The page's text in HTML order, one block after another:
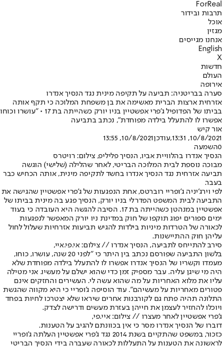
ForReal
תרבות ובידור
אוכל
מגזין
אנחנו מגייסים
English
X
חדשות
העולם
אירופה
סערה בבריטניה: תביעה על תקיפה מינית נגד הנסיך אנדרו
אזרחית ארצות הברית מאשימה את בן משפחת המלוכה כי תקף אותה
בביתו של הפדופיל ג'פרי אפשטיין בניו יורק כשהייתה בת 17 • "עושרו וכוחו
אפשרו לו להתעלל בילדה מפוחדת", נכתב בתביעה
אור קיש
10/8/2021, 13:31
,עודכן10/8/2021, 13:55
0השמעה
הנסיך אנדרו בהלוויית אביו, הנסיך פליליפ, צילום: רויטרס
מבוכה נוספת לבית המלוכה הבריטי, לאחר שהלילה (שלישי) הוגשה
תביעה אזרחית נגד הנסיך אנדרו בחשד לתקיפה מינית, אותה הכחיש כבר
בעבר.
לפי וירג'יניה ג'ופריי רוברטס, אחת הנפגעות של ג'פרי אפשטיין שהגישה את
התביעה לבית המשפט הפדרלי בניו יורק, הנסיך פגע בה מינית בביתו של
אפשטיין במנהטן כשהייתה בת 17. הסיבה להגשה היא העובדה כי בעוד
ימים ספורים יפוג תוקפו של חוק במדינת ניו יורק המאפשר לנפגעות
לכאורה של הטרדות מיניות בילדות להגיש תביעות אזרחיות שעלול לחול
עליהן חוק ההתיישנות.
סירב להתייחס לתביעה, הנסיך אנדרו // צילום: אי.פי.איי,
בלשון התביעה שפורסם נכתב בין היתר כי "לפני 20 שנה, עושרו, כוחו,
מעמדו וקשריו של הנסיך אנדרו אפשרו לו להתעלל בילדה מפוחדת שלא
היה מי שיגן עליה. עבר מספיק זמן כדי שהוא ישלם על מעשיו. אני מטילה
עליו את מלוא האחריות על מה שהוא עשה לי. העשירים והחזקים אינם
פטורים מאחריות על מעשיהם". עוד הוסיפה ג'ופריי כי היא מקווה שהגשת
התלונה תהיה פתח גם לקורבנות אחרים שיראו שלא יצטרכו לחיות בפחד
ויוכלו להחזיר לעצמן את חייהן בעזרת מעשים ודרישה לצדק.
ג'פרי אפשטיין לאחר מעצרו // צילום: איי.פי,
דוברו של הנסיך אנדרו מסר כי אין בכוונתם להגיב על הטענות.
כזכור, במשפט שהתקיים בשנת 2014 נגד ג'פרי אפשטיין העלתה ג'ופריי
לראשונה את הטענות על התעללות לכאורה שעברה בידי הנסיך הבריטי